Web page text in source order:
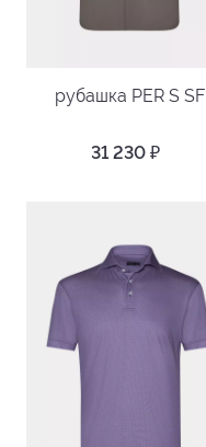
рубашка PER S SF
31 230 ₽